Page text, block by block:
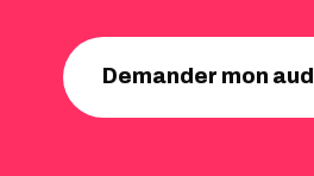
Demander mon